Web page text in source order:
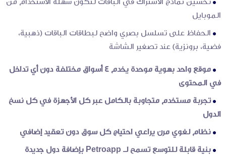
تحسين نماذج الاشتراك في الباقات لتكون سهلة الاستخدام من
الموبايل
الحفاظ على تسلسل بصري واضح لبطاقات الباقات (ذهبية،
فضية، برونزية) عند تصغير الشاشة
موقع واحد بهوية موحدة يخدم 4 أسواق مختلفة دون أي تداخل
في المحتوى
تجربة مستخدم متجاوبة بالكامل عبر كل الأجهزة في كل نسخ
الدول
نظام لغوي مرن يراعي احتياج كل سوق دون تعقيد إضافي
بنية قابلة للتوسع تسمح لـ Petroapp بإضافة دول جديدة